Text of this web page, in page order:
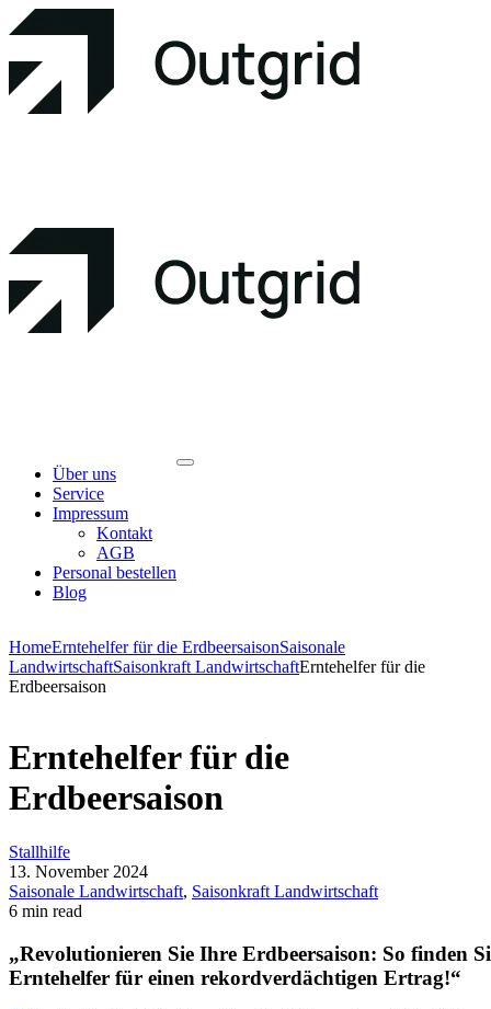
Über uns
Service
Impressum
Kontakt
AGB
Personal bestellen
Blog
HomeErntehelfer für die ErdbeersaisonSaisonale
LandwirtschaftSaisonkraft LandwirtschaftErntehelfer für die
Erdbeersaison
Erntehelfer für die
Erdbeersaison
Stallhilfe
13. November 2024
Saisonale Landwirtschaft, Saisonkraft Landwirtschaft
6 min read
„Revolutionieren Sie Ihre Erdbeersaison: So finden
Erntehelfer für einen rekordverdächtigen Ertrag!“